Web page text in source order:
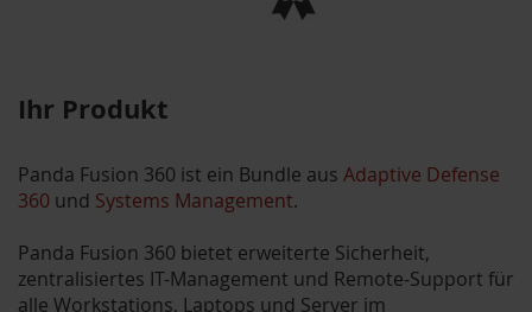
Ihr Produkt
Panda Fusion 360 ist ein Bundle aus Adaptive Defense
360 und Systems Management.
Panda Fusion 360 bietet erweiterte Sicherheit,
zentralisiertes IT-Management und Remote-Support für
alle Workstations, Laptops und Server im